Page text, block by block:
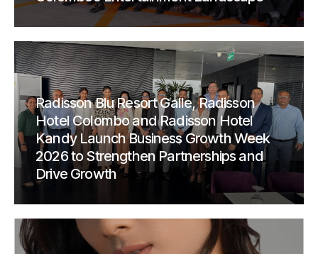
Radisson Blu Resort Galle, Radisson
Hotel Colombo and Radisson Hotel
Kandy Launch Business Growth Week
2026 to Strengthen Partnerships and
Drive Growth